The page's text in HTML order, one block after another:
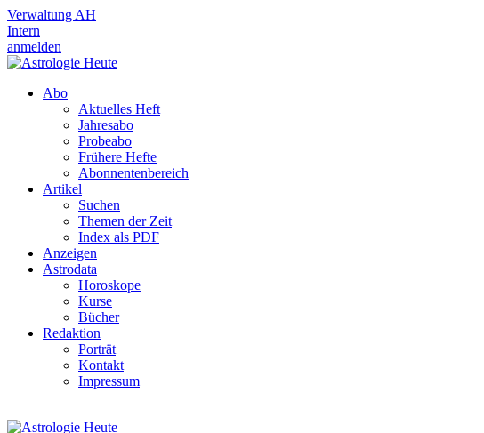
Verwaltung AH
Intern
anmelden
Abo
Aktuelles Heft
Jahresabo
Probeabo
Frühere Hefte
Abonnentenbereich
Artikel
Suchen
Themen der Zeit
Index als PDF
Anzeigen
Astrodata
Horoskope
Kurse
Bücher
Redaktion
Porträt
Kontakt
Impressum